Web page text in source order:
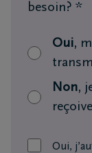
Angleur
besoin? *
Oui,
Non,
Oui,